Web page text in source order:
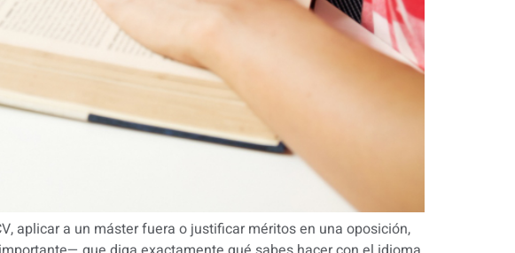
aplicar a un máster fuera o justificar méritos en una oposición,